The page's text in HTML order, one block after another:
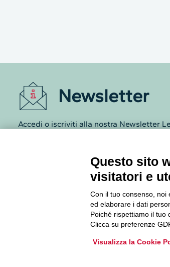
Newsletter
Accedi o iscriviti alla nostra Newsletter
Archivio Newsletter
Questo sito
visitatori e
Con il tuo consenso, noi
ed elaborare i dati
Poiché rispettiamo il tuo
Clicca su preferenze
Visualizza la Cookie